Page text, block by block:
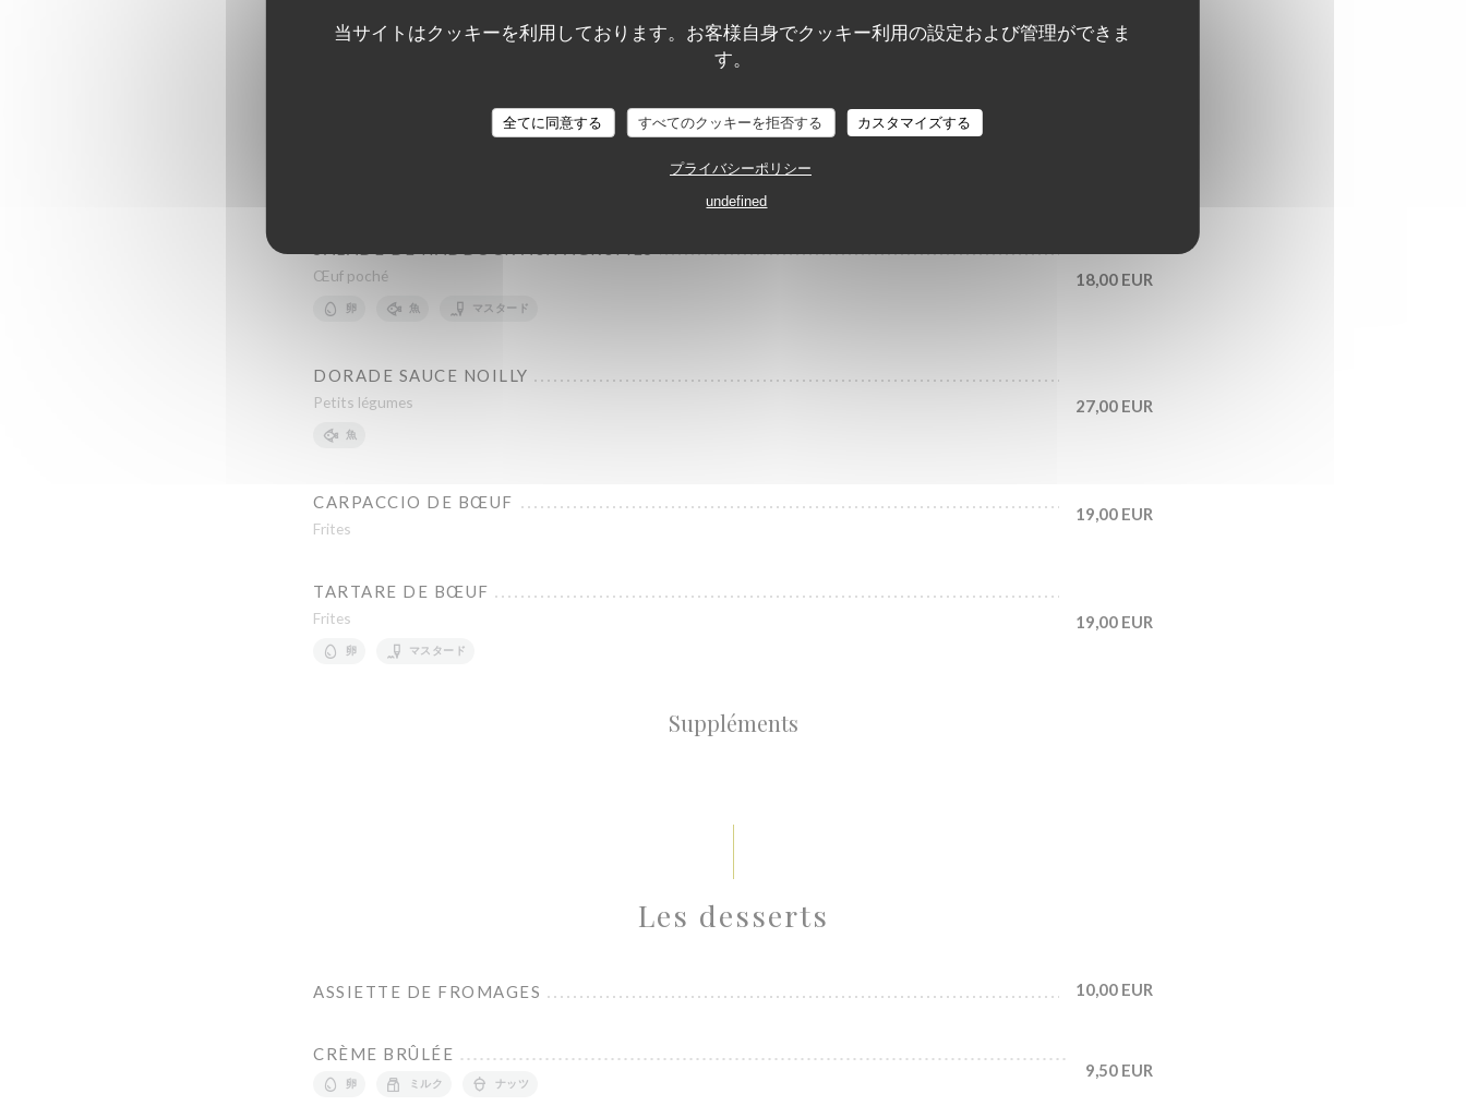
当サイトはクッキーを利用しております。お客様自身でクッキー利用の設定および管理ができま
す。
全てに同意する すべてのクッキーを拒否する カスタマイズする
プライバシーポリシー
undefined
CONFIT DE CANARD
22,00 EUR
BAVETTE, SAUCE ÉCHALOTES
Œuf poché
卵 魚 マスタード
18,00 EUR
DORADE SAUCE NOILLY
Petits légumes
魚
27,00 EUR
CARPACCIO DE BŒUF
Frites
19,00 EUR
TARTARE DE BŒUF
Frites
卵 マスタード
19,00 EUR
Suppléments
Les desserts
ASSIETTE DE FROMAGES 10,00 EUR
CRÈME BRÛLÉE
卵 ミルク ナッツ
9,50 EUR
L'Amourette